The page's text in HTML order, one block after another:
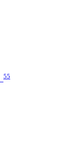
55